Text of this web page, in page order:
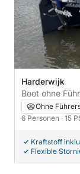
Harderwijk
Ohne
6 Personen · 15
Kraftstoff
Flexible